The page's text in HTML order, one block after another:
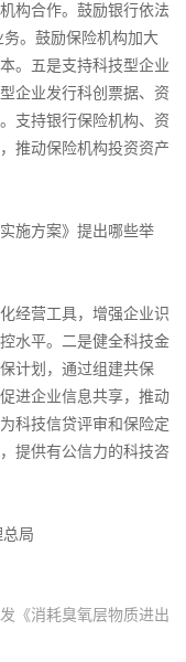
构合作。鼓励银行依法
务。鼓励保险机构加大
。五是支持科技型企业
企业发行科创票据、资
支持银行保险机构、资
推动保险机构投资资产
施方案》提出哪些举
经营工具，增强企业识
水平。二是健全科技金
计划，通过组建共保
进企业信息共享，推动
科技信贷评审和保险定
提供有公信力的科技咨
局
《消耗臭氧层物质进出